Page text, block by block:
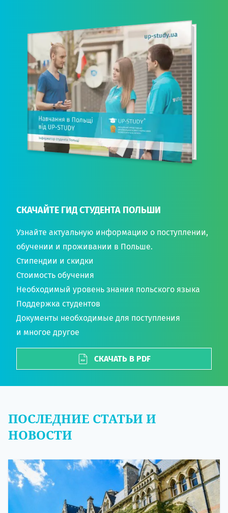
СКАЧАЙТЕ ГИД СТУДЕНТА ПОЛЬШИ
Узнайте актуальную информацию о поступлении,
обучении и проживании в Польше.
Стипендии и скидки
Стоимость обучения
Необходимый уровень знания польского языка
Поддержка студентов
Документы необходимые для поступления
и многое другое
СКАЧАТЬ В PDF
ПОСЛЕДНИЕ СТАТЬИ И
НОВОСТИ